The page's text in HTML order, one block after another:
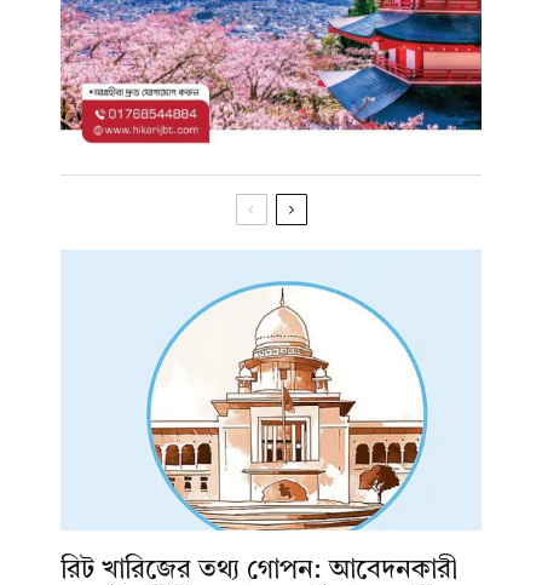
রিট খারিজের তথ্য গোপন: আবেদনকারী